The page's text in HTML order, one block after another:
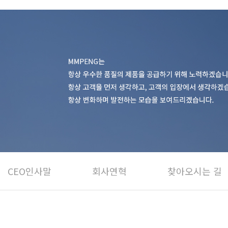
CEO인사말 회사연혁 찾아오시는 길